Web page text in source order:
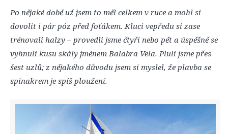
Po nějaké době už jsem to měl celkem v ruce a mohl si
dovolit i pár póz před foťákem. Kluci vepředu si zase
trénovali halzy – provedli jsme čtyři nebo pět a úspěšně se
vyhnuli kusu skály jménem Balabra Vela. Pluli jsme přes
šest uzlů; z nějakého důvodu jsem si myslel, že plavba se
spinakrem je spíš ploužení.